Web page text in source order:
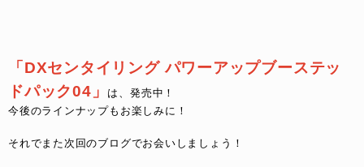
「DXセンタイリング パワーアップブーステッ
ドパック04」
は、発売中！
今後のラインナップもお楽しみに！
それでまた次回のブログでお会いしましょう！